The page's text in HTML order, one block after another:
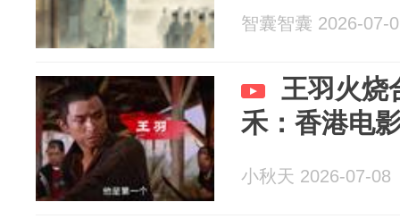
智囊智囊 2026-07-
王羽火烧
禾：香港电
小秋天 2026-07-08